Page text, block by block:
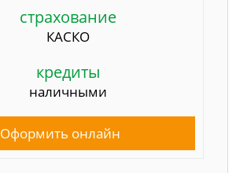
страхование
КАСКО
кредиты
наличными
Оформить онлайн